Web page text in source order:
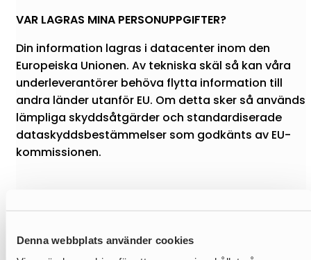
Denna webbplats använder cookies
VAR LAGRAS MINA PERSONUPPGIFTER?
Din information lagras i datacenter inom den
Europeiska Unionen. Av tekniska skäl så kan våra
underleverantörer behöva flytta information till
andra länder utanför EU. Om detta sker så används
lämpliga skyddsåtgärder och standardiserade
dataskyddsbestämmelser som godkänts av EU-
kommissionen.
Rätt till information:Du kan begära att få en kopia